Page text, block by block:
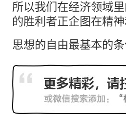
所以我们在经济领域
的胜利者正企图在精
思想的自由最基本的